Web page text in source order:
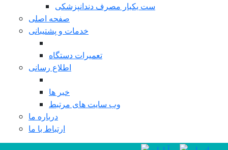
ست یکبار مصرف دندانپزشکی
صفحه اصلی
خدمات و پشتیبانی
تعمیرات دستگاه
اطلاع رسانی
خبر ها
وب سایت های مرتبط
درباره ما
ارتباط با ما